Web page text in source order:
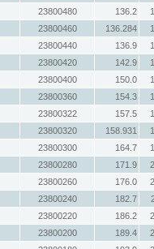
23800480 136.2
23800460 136.284
23800440 136.9
23800420 142.9
23800400 150.0
23800360 154.3
23800322 157.5
23800320 158.931
23800300 164.7
23800280 171.9
23800260 176.0
23800240 182.7
23800220 186.2
23800200 189.4